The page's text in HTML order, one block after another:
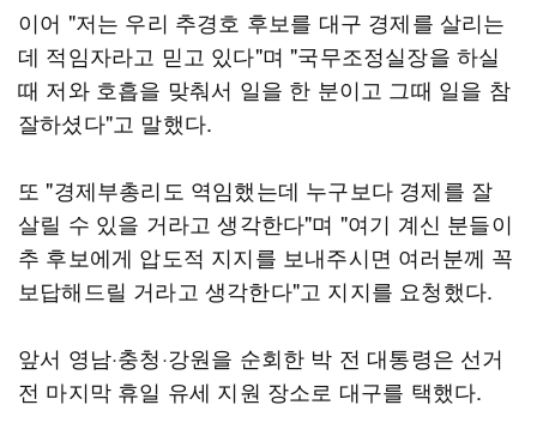
이어 "저는 우리 추경호 후보를 대구 경제를 살리는
데 적임자라고 믿고 있다"며 "국무조정실장을 하실
때 저와 호흡을 맞춰서 일을 한 분이고 그때 일을 참
잘하셨다"고 말했다.
또 "경제부총리도 역임했는데 누구보다 경제를 잘
살릴 수 있을 거라고 생각한다"며 "여기 계신 분들이
추 후보에게 압도적 지지를 보내주시면 여러분께 꼭
보답해드릴 거라고 생각한다"고 지지를 요청했다.
앞서 영남·충청·강원을 순회한 박 전 대통령은 선거
전 마지막 휴일 유세 지원 장소로 대구를 택했다.